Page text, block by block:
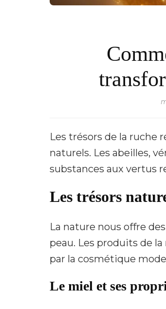
Les trésors de la ruche
naturels. Les abeilles,
substances aux vertus
Les trésors
La nature nous offre
peau. Les produits de
par la cosmétique
Le miel et ses